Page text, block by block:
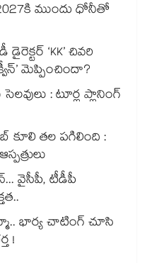
ముందు ధోనీతో
‘KK’ చివరి
మెప్పించిందా?
: టూర్ల ప్లానింగ్
కూలి తల పగిలింది :
వైసీపీ, టీడీపీ
భార్య చాటింగ్ చూసి
!